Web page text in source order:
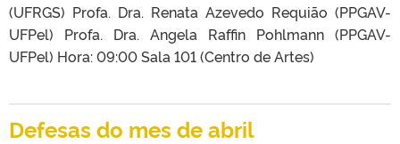
(UFRGS) Profa. Dra. Renata Azevedo Requião (PPGAV-
UFPel) Profa. Dra. Angela Raffin Pohlmann (PPGAV-
UFPel) Hora: 09:00 Sala 101 (Centro de Artes)
Defesas do mes de abril